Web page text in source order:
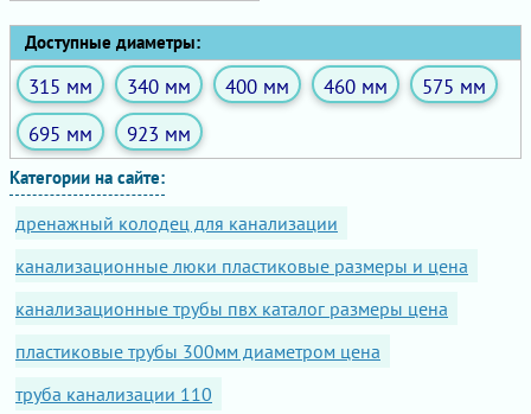
Доступные диаметры:
315 мм 340 мм 400 мм 460 мм
575 мм
695 мм
923 мм
Категории на сайте:
дренажный колодец для канализации
канализационные люки пластиковые размеры и цена
канализационные трубы пвх каталог размеры цена
пластиковые трубы 300мм диаметром цена
труба канализации 110